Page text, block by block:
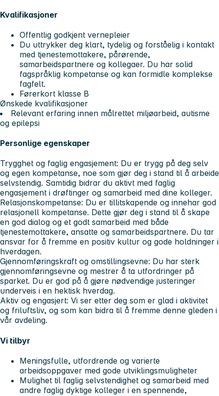
Kvalifikasjoner
Offentlig godkjent vernepleier
Du uttrykker deg klart, tydelig og forståelig i kontakt
med tjenestemottakere, pårørende,
samarbeidspartnere og kollegaer. Du har solid
fagspråklig kompetanse og kan formidle komplekse
fagfelt.
Førerkort klasse B
Ønskede kvalifikasjoner
Relevant erfaring innen målrettet miljøarbeid, autisme
og epilepsi
Personlige egenskaper
Trygghet og faglig engasjement: Du er trygg på deg selv
og egen kompetanse, noe som gjør deg i stand til å arbeide
selvstendig. Samtidig bidrar du aktivt med faglig
engasjement i drøftinger og samarbeid med dine kolleger.
Relasjonskompetanse: Du er tillitskapende og innehar god
relasjonell kompetanse. Dette gjør deg i stand til å skape
en god dialog og et godt samarbeid med både
tjenestemottakere, ansatte og samarbeidspartnere. Du tar
ansvar for å fremme en positiv kultur og gode holdninger i
hverdagen.
Gjennomføringskraft og omstillingsevne: Du har sterk
gjennomføringsevne og mestrer å ta utfordringer på
sparket. Du er god på å gjøre nødvendige justeringer
underveis i en hektisk hverdag.
Aktiv og engasjert: Vi ser etter deg som er glad i aktivitet
og friluftsliv, og som kan bidra til å fremme denne gleden i
vår avdeling.
Vi tilbyr
Meningsfulle, utfordrende og varierte
arbeidsoppgaver med gode utviklingsmuligheter
Mulighet til faglig selvstendighet og samarbeid med
andre faglig dyktige kolleger i en spennende,